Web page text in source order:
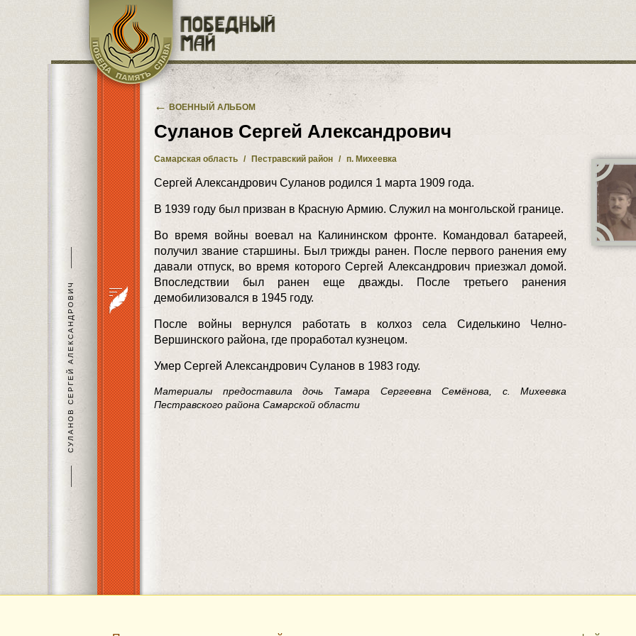
Перейти к основному содержанию
СУЛАНОВ СЕРГЕЙ АЛЕКСАНДРОВИЧ
←ВОЕННЫЙ АЛЬБОМ
Суланов Сергей Александрович
Самарская область / Пестравский район / п. Михеевка
Сергей Александрович Суланов родился 1 марта 1909 года.
В 1939 году был призван в Красную Армию. Служил на монгольской границе.
Во время войны воевал на Калининском фронте. Командовал батареей,
получил звание старшины. Был трижды ранен. После первого ранения ему
давали отпуск, во время которого Сергей Александрович приезжал домой.
Впоследствии был ранен еще дважды. После третьего ранения
демобилизовался в 1945 году.
После войны вернулся работать в колхоз села Сиделькино Челно-
Вершинского района, где проработал кузнецом.
Умер Сергей Александрович Суланов в 1983 году.
Материалы предоставила дочь Тамара Сергеевна Семёнова, с. Михеевка
Пестравского района Самарской области